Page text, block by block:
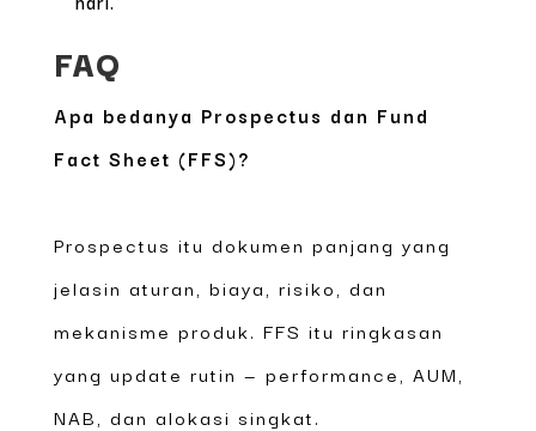
FAQ
Apa bedanya Prospectus dan Fund
Fact Sheet (FFS)?
Prospectus itu dokumen panjang yang
jelasin aturan, biaya, risiko, dan
mekanisme produk. FFS itu ringkasan
yang update rutin — performance, AUM,
NAB, dan alokasi singkat.